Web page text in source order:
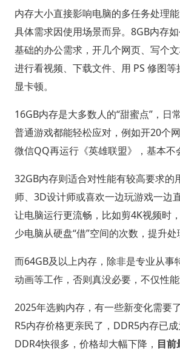
内存大小直接影响电脑的多任务处理
具体需求因使用场景而异。8GB内存
基础的办公需求，开几个网页、写个
进行看视频、下载文件、用 PS 修图
显卡顿。
16GB内存是大多数人的“甜蜜点”，日
普通游戏都能轻松应对，例如开20个
微信QQ再运行《英雄联盟》，基本不
32GB内存则适合对性能有较高要求的
师、3D设计师或喜欢一边玩游戏一边
让电脑运行更流畅，比如剪4K视频时
少电脑从硬盘“借”空间的次数，提升处
而64GB及以上内存，除非是专业从事
动画等工作，否则真没必要，不仅性能
2025年选购内存，有一些新变化需要
R5内存价格更亲民了，DDR5内存已
DDR4快很多，价格却大幅下降， 目前